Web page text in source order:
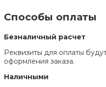
Способы оплаты
Безналичный расчет
Реквизиты для оплаты
оформления заказа.
Наличными